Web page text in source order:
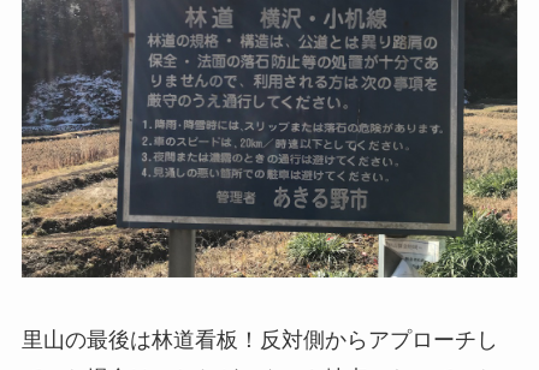
里山の最後は林道看板！反対側からアプローチし